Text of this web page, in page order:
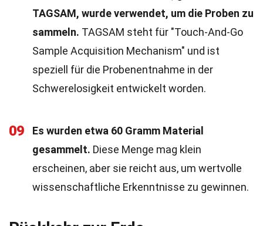
TAGSAM, wurde verwendet, um die Proben zu
sammeln. TAGSAM steht für "Touch-And-Go
Sample Acquisition Mechanism" und ist
speziell für die Probenentnahme in der
Schwerelosigkeit entwickelt worden.
09
Es wurden etwa 60 Gramm Material
gesammelt. Diese Menge mag klein
erscheinen, aber sie reicht aus, um wertvolle
wissenschaftliche Erkenntnisse zu gewinnen.